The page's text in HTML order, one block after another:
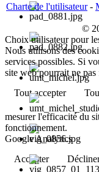
Charte de l'utilisateur-
©
Choix utilisateur pour
Nous utilisons des
services possibles. Si
site web pourrait ne
Tout accepter
mesurer l'efficacité du
fonctionnement.
Google Analytics
Accepter